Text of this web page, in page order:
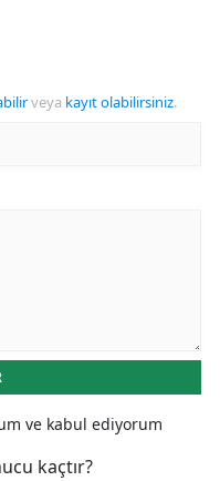
veya kayıt olabilirsiniz.
ve kabul ediyorum
kaçtır?